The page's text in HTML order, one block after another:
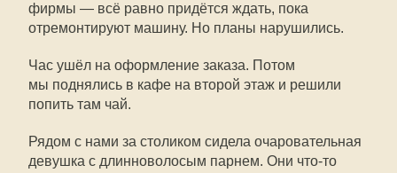
фирмы — всё равно придётся ждать, пока
отремонтируют машину. Но планы нарушились.
Час ушёл на оформление заказа. Потом
мы поднялись в кафе на второй этаж и решили
попить там чай.
Рядом с нами за столиком сидела очаровательная
девушка с длинноволосым парнем. Они что-то